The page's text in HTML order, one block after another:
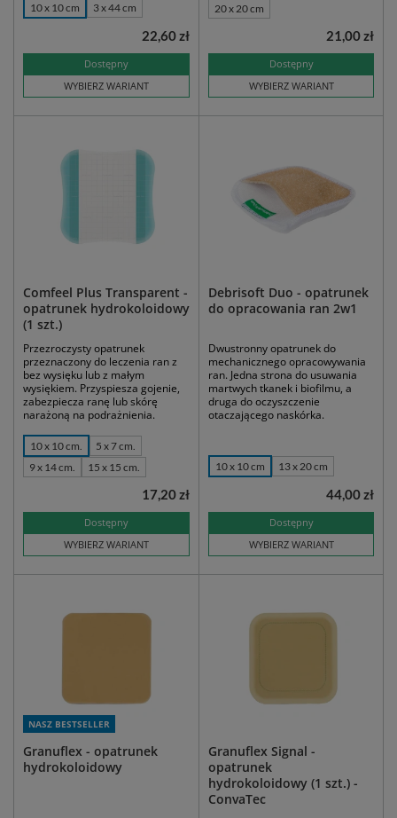
10 x 10 cm 3 x 44 cm
Dostępny
WYBIERZ WARIANT
22,60 zł
20 x 20 cm
Dostępny
WYBIERZ WARIANT
21,00 zł
Comfeel Plus Transparent -
opatrunek hydrokoloidowy
(1 szt.)
Przezroczysty opatrunek
przeznaczony do leczenia ran z
bez wysięku lub z małym
wysiękiem. Przyspiesza gojenie,
zabezpiecza ranę lub skórę
narażoną na podrażnienia.
10 x 10 cm.
5 x 7 cm.
9 x 14 cm.
15 x 15 cm.
Dostępny
WYBIERZ WARIANT
17,20 zł
Debrisoft Duo - opatrunek
do opracowania ran 2w1
Dwustronny opatrunek do
mechanicznego opracowywania
ran. Jedna strona do usuwania
martwych tkanek i biofilmu, a
druga do oczyszczenie
otaczającego naskórka.
10 x 10 cm 13 x 20 cm
Dostępny
WYBIERZ WARIANT
44,00 zł
NASZ BESTSELLER
Granuflex - opatrunek
hydrokoloidowy
Granuflex Signal -
opatrunek
hydrokoloidowy (1 szt.) -
ConvaTec